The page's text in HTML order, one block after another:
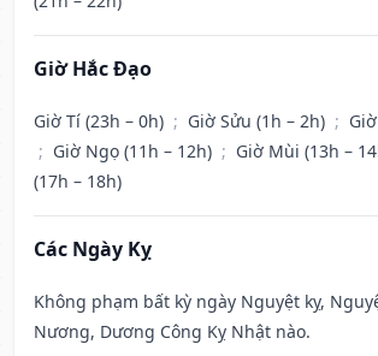
Giờ Hắc Đạo
Giờ Tí (23h – 0h) ; Giờ Sửu (1h – 2h) ;
; Giờ Ngọ (11h – 12h) ; Giờ Mùi (13h –
(17h – 18h)
Các Ngày Kỵ
Không phạm bất kỳ ngày Nguyệt kỵ,
Nương, Dương Công Kỵ Nhật nào.